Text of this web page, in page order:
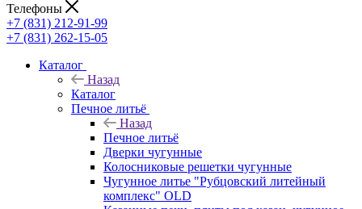
Телефоны
+7 (831) 212-91-99
+7 (831) 262-15-05
Каталог
Назад
Каталог
Печное литьё
Назад
Печное литьё
Дверки чугунные
Колосниковые решетки чугунные
Чугунное литье "Рубцовский литейный
комплекс" OLD